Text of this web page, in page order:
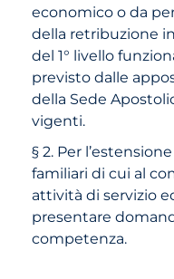
economico o da
della retribuzione
del 1° livello
previsto dalle
della Sede
vigenti.
§ 2. Per
familiari di cui al
attività di servizio
presentare
competenza.